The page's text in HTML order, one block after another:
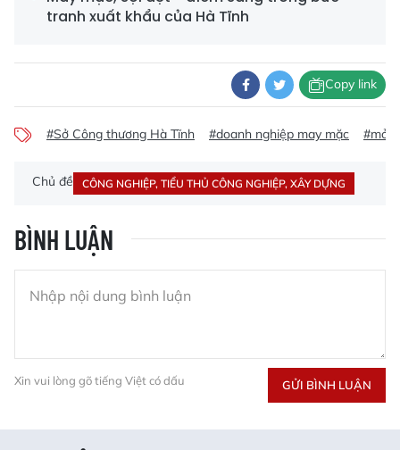
tranh xuất khẩu của Hà Tĩnh
Copy link
#Sở Công thương Hà Tĩnh #doanh nghiệp may mặc #mở
Chủ đề CÔNG NGHIỆP, TIỂU THỦ CÔNG NGHIỆP, XÂY DỰNG
BÌNH LUẬN
Xin vui lòng gõ tiếng Việt có dấu GỬI BÌNH LUẬN